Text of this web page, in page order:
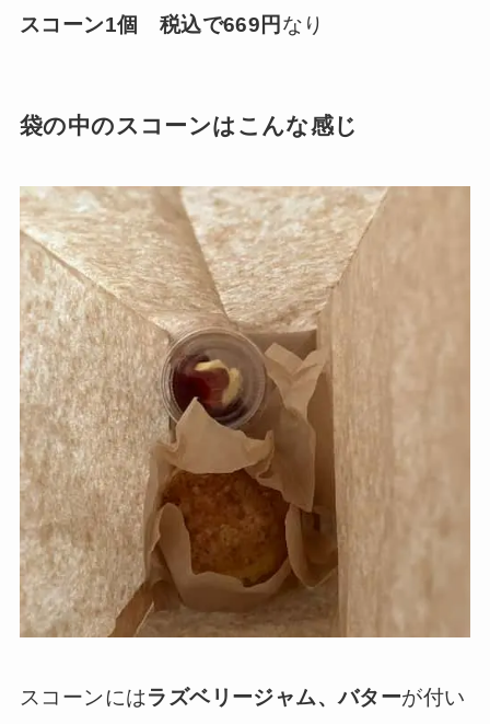
スコーン1個 税込で669円 なり
袋の中のスコーンはこんな感じ
スコーンにはラズベリージャム、バターが付い